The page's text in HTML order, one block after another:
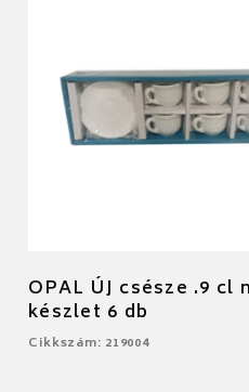
OPAL ÚJ csésze .9 cl
készlet 6 db
Cikkszám: 219004